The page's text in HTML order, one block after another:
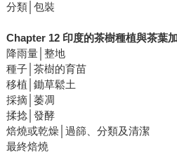
分類│包裝
Chapter 12 印度的茶樹種植與茶葉
降雨量│整地
種子│茶樹的育苗
移植│鋤草鬆土
採摘│萎凋
揉捻│發酵
焙燒或乾燥│過篩、分類及清潔
最終焙燒